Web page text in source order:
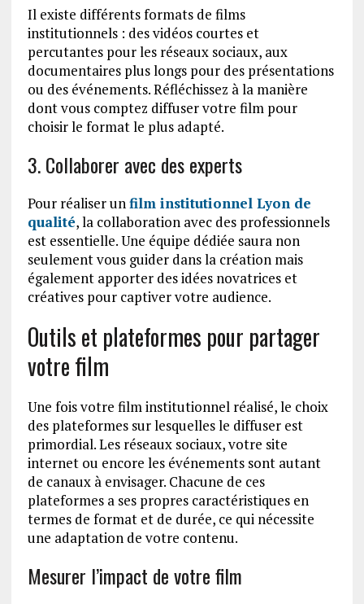
Il existe différents formats de films
institutionnels : des vidéos courtes et
percutantes pour les réseaux sociaux, aux
documentaires plus longs pour des présentations
ou des événements. Réfléchissez à la manière
dont vous comptez diffuser votre film pour
choisir le format le plus adapté.
3. Collaborer avec des experts
Pour réaliser unfilm institutionnel Lyon de
qualité, la collaboration avec des professionnels
est essentielle. Une équipe dédiée saura non
seulement vous guider dans la création mais
également apporter des idées novatrices et
créatives pour captiver votre audience.
Outils et plateformes pour partager
votre film
Une fois votre film institutionnel réalisé, le choix
des plateformes sur lesquelles le diffuser est
primordial. Les réseaux sociaux, votre site
internet ou encore les événements sont autant
de canaux à envisager. Chacune de ces
plateformes a ses propres caractéristiques en
termes de format et de durée, ce qui nécessite
une adaptation de votre contenu.
Mesurer l’impact de votre film